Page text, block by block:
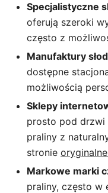
Specjalistyczne
oferują szeroki
często z
Manufaktury
dostępne
możliwością
Sklepy
prosto pod drzwi
praliny z
stronie
Markowe marki
praliny, często w